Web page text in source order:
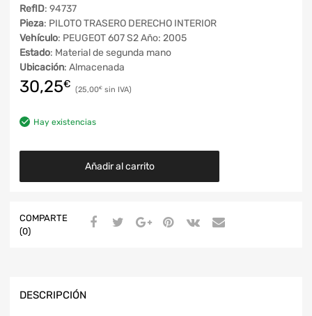
RefID: 94737
Pieza: PILOTO TRASERO DERECHO INTERIOR
Vehículo: PEUGEOT 607 S2 Año: 2005
Estado: Material de segunda mano
Ubicación: Almacenada
30,25€ 25,00€
Hay existencias
Añadir al carrito
COMPARTE
(0)
DESCRIPCIÓN